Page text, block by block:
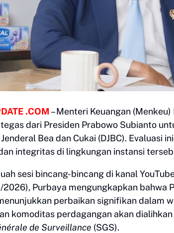
.COM – Menteri Keuangan
dari Presiden Prabowo Subianto
Bea dan Cukai (DJBC). Evaluasi
integritas di lingkungan instansi
sesi bincang-bincang di kanal
2026), Purbaya mengungkapkan bahwa
perbaikan signifikan dalam
komoditas perdagangan akan
de Surveillance (SGS).